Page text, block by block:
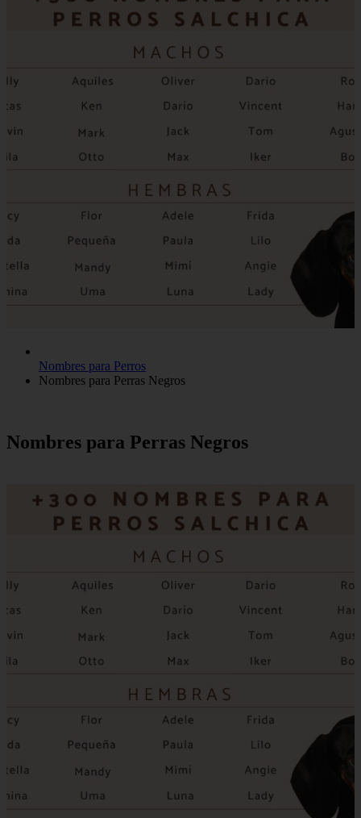
Nombres para Perros
Nombres para Perras Negros
Nombres para Perras Negros